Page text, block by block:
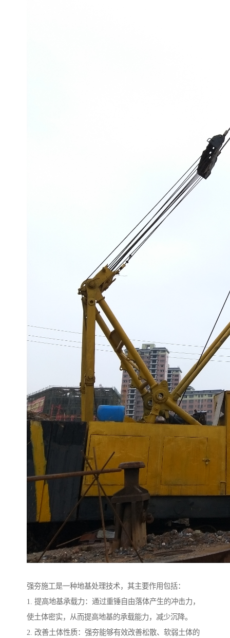
强夯施工是一种地基处理技术，其主要作用包括：
1. 提高地基承载力：通过重锤自由落体产生的冲击力，
使土体密实，从而提高地基的承载能力，减少沉降。
2. 改善土体性质：强夯能够有效改善松散、软弱土体的